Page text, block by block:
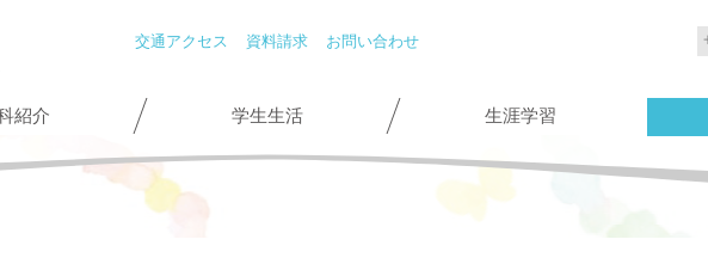
交通アクセス 資料請求 お問い合わせ
紹介 学生生活 生涯学習